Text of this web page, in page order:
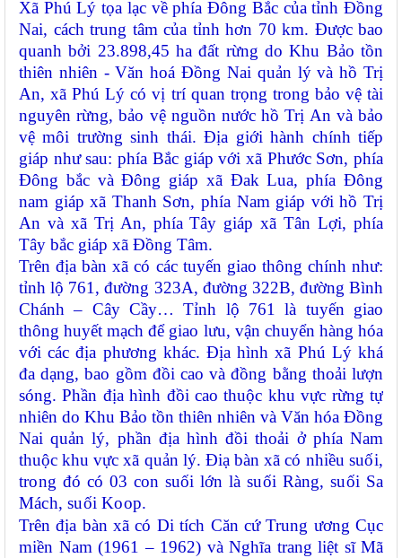
Xã Phú Lý tọa lạc về phíaĐông Bắc củatỉnh Đồng
Nai, cách trung tâm của tỉnh hơn 70 km. Được bao
quanh bởi 23.898,45 ha đất rừng do Khu Bảo tồn
thiên nhiên - Văn hoá Đồng Nai quản lý và hồ Trị
An, xã Phú Lý có vị trí quan trọng trong bảo vệ tài
nguyên rừng, bảo vệ nguồn nước hồ Trị An và bảo
vệ môi trường sinh thái. Địa giới hành chính tiếp
giáp như sau:phía Bắc giáp với xã Phước Sơn, phía
Đông bắc và Đông giáp xã Đak Lua, phía Đông
nam giáp xã Thanh Sơn, phía Nam giáp với hồ Trị
An và xã Trị An, phía Tây giáp xã Tân Lợi, phía
Tây bắc giáp xã Đồng Tâm.
Trên địa bàn xã có các tuyến giao thông chính như:
tỉnh lộ 761, đường 323A, đường 322B, đường Bình
Chánh – Cây Cầy… Tỉnh lộ 761 là tuyến giao
thông huyết mạch để giao lưu, vận chuyển hàng hóa
với các địa phương khác. Địa hình xã Phú Lý khá
đa dạng, bao gồm đồi cao và đồng bằng thoải lượn
sóng. Phần địa hình đồi cao thuộc khu vực rừng tự
nhiên do Khu Bảo tồn thiên nhiên và Văn hóa Đồng
Nai quản lý, phần địa hình đồi thoải ở phía Nam
thuộc khu vực xã quản lý. Điạ bàn xã có nhiều suối,
trong đó có 03 con suối lớn là suối Ràng, suối Sa
Mách, suối Koop.
Trên địa bàn xã có Di tích Căn cứ Trung ương Cục
miền Nam (1961 – 1962) và Nghĩa trang liệt sĩ Mã